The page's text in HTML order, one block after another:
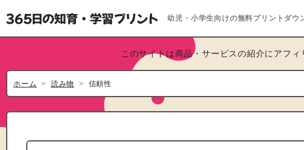
幼児・小学生向けの無料プリントダウ
このサイトは商品・サービスの紹介にアフ
ホーム 読み物 信頼性